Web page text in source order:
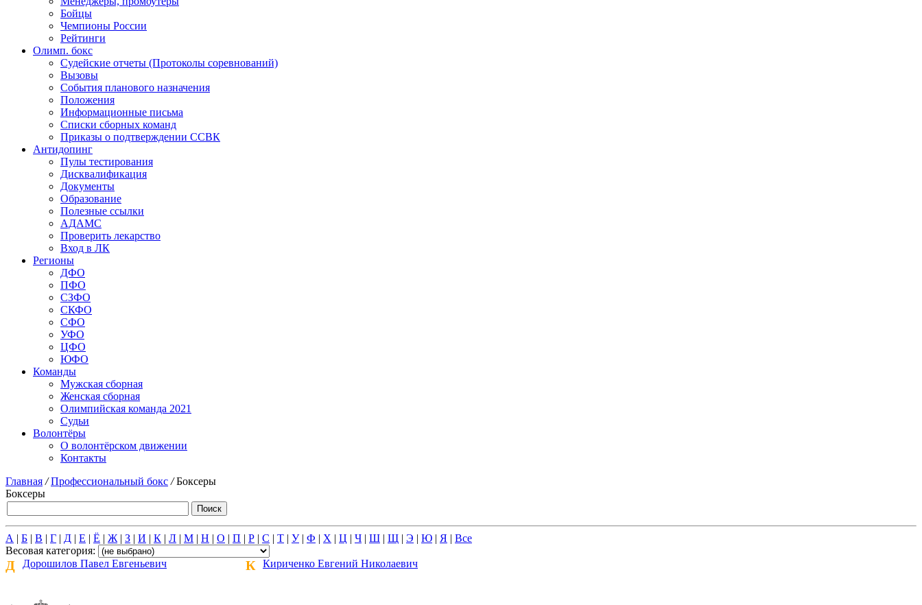
Бойцы
Чемпионы России
Рейтинги
Олимп. бокс
Судейские отчеты (Протоколы соревнований)
Вызовы
События планового назначения
Положения
Информационные письма
Списки сборных команд
Приказы о подтверждении ССВК
Антидопинг
Пулы тестирования
Дисквалификация
Документы
Образование
Полезные ссылки
АДАМС
Проверить лекарство
Вход в ЛК
Регионы
ДФО
ПФО
СЗФО
СКФО
СФО
УФО
ЦФО
ЮФО
Команды
Мужская сборная
Женская сборная
Олимпийская команда 2021
Судьи
Волонтёры
О волонтёрском движении
Контакты
Главная / Профессиональный бокс /Боксеры
Боксеры
А | Б | В | Г | Д | Е | Ё | Ж | З | И | К | Л | М | Н | О | П | Р | С | Т | У| Ф | Х | Ц | Ч | Ш | Щ | Э | Ю | Я | Все
Весовая категория:
Д Дорошилов Павел Евгеньевич К Кириченко Евгений Николаевич